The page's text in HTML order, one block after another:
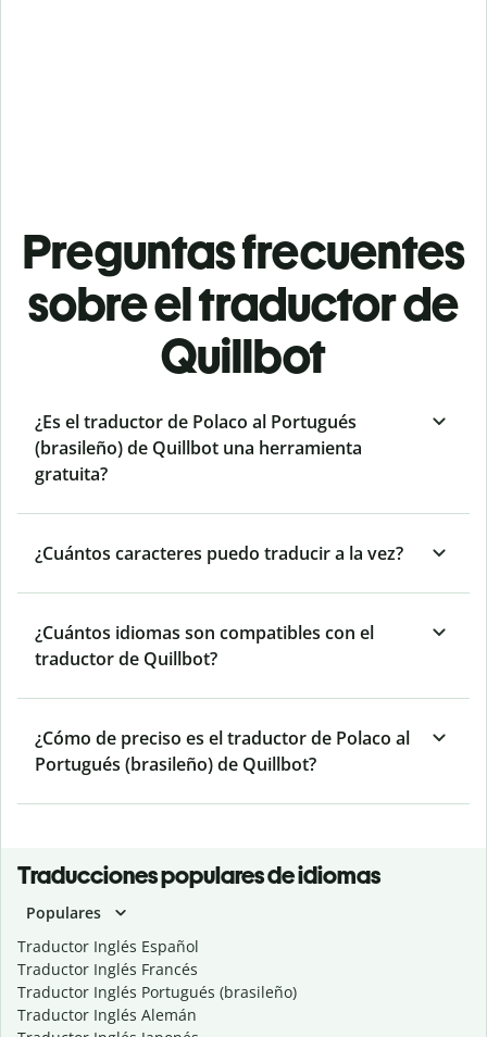
Preguntas frecuentes
sobre el traductor de
Quillbot
¿Es el traductor de Polaco al Portugués
(brasileño) de Quillbot una herramienta
gratuita?
¿Cuántos caracteres puedo traducir a la vez?
¿Cuántos idiomas son compatibles con el
traductor de Quillbot?
¿Cómo de preciso es el traductor de Polaco al
Portugués (brasileño) de Quillbot?
Traducciones populares de idiomas
Populares
Traductor Inglés Español
Traductor Inglés Francés
Traductor Inglés Portugués (brasileño)
Traductor Inglés Alemán